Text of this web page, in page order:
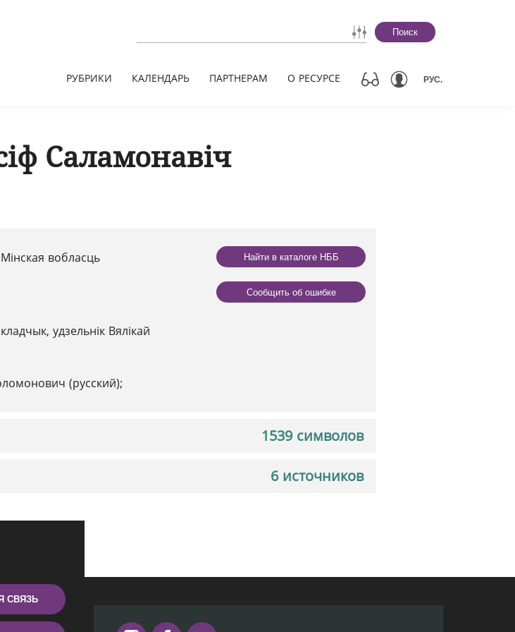
Поиск
РУБРИКИ КАЛЕНДАРЬ ПАРТНЕРАМ О РЕСУРСЕ РУС.
Саламонавіч
вобласць
удзельнік Вялікай
(русский);
Найти в каталоге НББ
Сообщить об ошибке
1539 символов
6 источников
СВЯЗЬ